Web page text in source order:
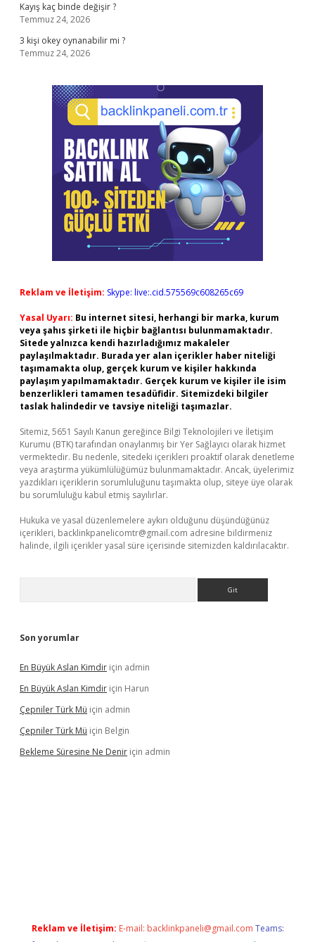
Kayış kaç binde değişir ?
Temmuz 24, 2026
3 kişi okey oynanabilir mi ?
Temmuz 24, 2026
Reklam ve İletişim: Skype: live:.cid.575569c608265c69
Yasal Uyarı: Bu internet sitesi, herhangi bir marka, kurum
veya şahıs şirketi ile hiçbir bağlantısı bulunmamaktadır.
Sitede yalnızca kendi hazırladığımız makaleler
paylaşılmaktadır. Burada yer alan içerikler haber niteliği
taşımamakta olup, gerçek kurum ve kişiler hakkında
paylaşım yapılmamaktadır. Gerçek kurum ve kişiler ile isim
benzerlikleri tamamen tesadüfidir. Sitemizdeki bilgiler
taslak halindedir ve tavsiye niteliği taşımazlar.
Sitemiz, 5651 Sayılı Kanun gereğince Bilgi Teknolojileri ve İletişim
Kurumu (BTK) tarafından onaylanmış bir Yer Sağlayıcı olarak hizmet
vermektedir. Bu nedenle, sitedeki içerikleri proaktif olarak denetleme
veya araştırma yükümlülüğümüz bulunmamaktadır. Ancak, üyelerimiz
yazdıkları içeriklerin sorumluluğunu taşımakta olup, siteye üye olarak
bu sorumluluğu kabul etmiş sayılırlar.
Hukuka ve yasal düzenlemelere aykırı olduğunu düşündüğünüz
içerikleri, backlinkpanelicomtr@gmail.com adresine bildirmeniz
halinde, ilgili içerikler yasal süre içerisinde sitemizden kaldırılacaktır.
Son yorumlar
En Büyük Aslan Kimdir için admin
En Büyük Aslan Kimdir için Harun
Çepniler Türk Mü için admin
Çepniler Türk Mü için Belgin
Bekleme Süresine Ne Denir için admin
Reklam ve İletişim: E-mail: backlinkpaneli@gmail.com Teams: